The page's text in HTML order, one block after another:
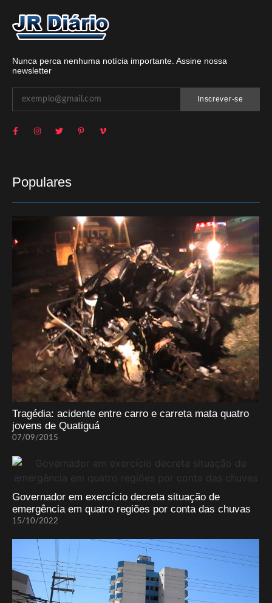
Nunca perca nenhuma notícia importante. Assine nossa
newsletter
Inscrever-se
Populares
Tragédia: acidente entre carro e carreta mata quatro
jovens de Quatiguá
07/09/2015
Governador em exercício decreta situação de
emergência em quatro regiões por conta das chuvas
15/10/2022